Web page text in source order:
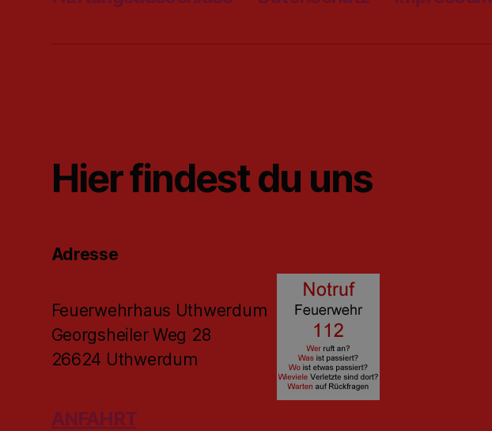
Hier findest du uns
Adresse
Feuerwehrhaus Uthwerdum
Georgsheiler Weg 28
26624 Uthwerdum
ANFAHRT